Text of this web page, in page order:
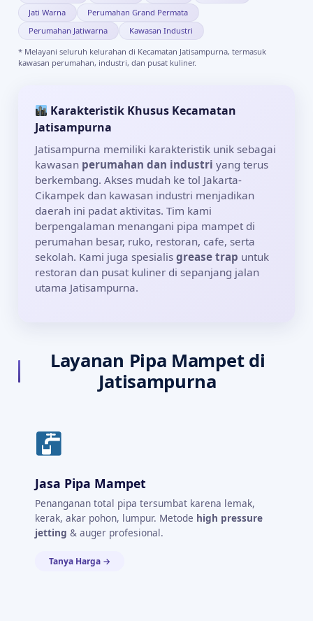
Jati Warna
Perumahan Grand Permata
Perumahan Jatiwarna
Kawasan Industri
* Melayani seluruh kelurahan di Kecamatan Jatisampurna, termasuk
kawasan perumahan, industri, dan pusat kuliner.
Karakteristik Khusus Kecamatan
Jatisampurna
Jatisampurna memiliki karakteristik unik sebagai
kawasan perumahan dan industri yang terus
berkembang. Akses mudah ke tol Jakarta-
Cikampek dan kawasan industri menjadikan
daerah ini padat aktivitas. Tim kami
berpengalaman menangani pipa mampet di
perumahan besar, ruko, restoran, cafe, serta
sekolah. Kami juga spesialis grease trap untuk
restoran dan pusat kuliner di sepanjang jalan
utama Jatisampurna.
Layanan Pipa Mampet di
Jatisampurna
Jasa Pipa Mampet
Penanganan total pipa tersumbat karena lemak,
kerak, akar pohon, lumpur. Metode high pressure
jetting & auger profesional.
Tanya Harga →